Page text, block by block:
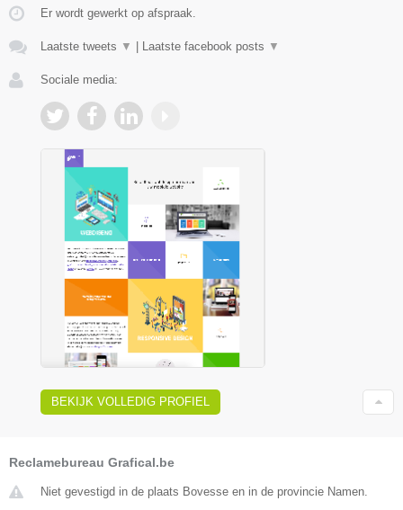
Er wordt gewerkt op afspraak.
Laatste tweets ▼ Laatste facebook posts ▼
Sociale media:
BEKIJK VOLLEDIG PROFIEL
Reclamebureau Grafical.be
Niet gevestigd in de plaats Bovesse en in de provincie Namen.